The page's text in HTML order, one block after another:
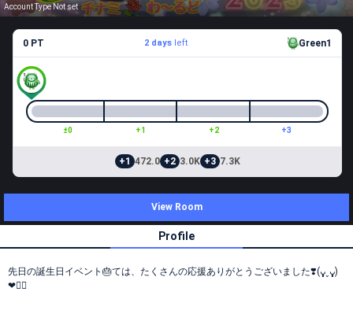
Account Type Not set
0 PT 2 daysleft Green1
±0 +1 +2 +3
+1 472.0 +2 3.0K +3 7.3K
View Room
Profile
先日の誕生日イベント🎂ては、たくさんの応援ありがとうございました❣️(ᴗ͈ˬᴗ͈)‪‪
❤︎🙇‍♀️